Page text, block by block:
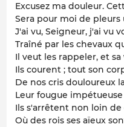
Excusez ma douleur.
Sera pour moi de
J'ai vu, Seigneur, j'ai vu
Traîné par les chevaux
Il veut les rappeler, et
Ils courent ; tout son
De nos cris douloureux
Leur fougue
Ils s'arrêtent non loin
Où des rois ses aïeux